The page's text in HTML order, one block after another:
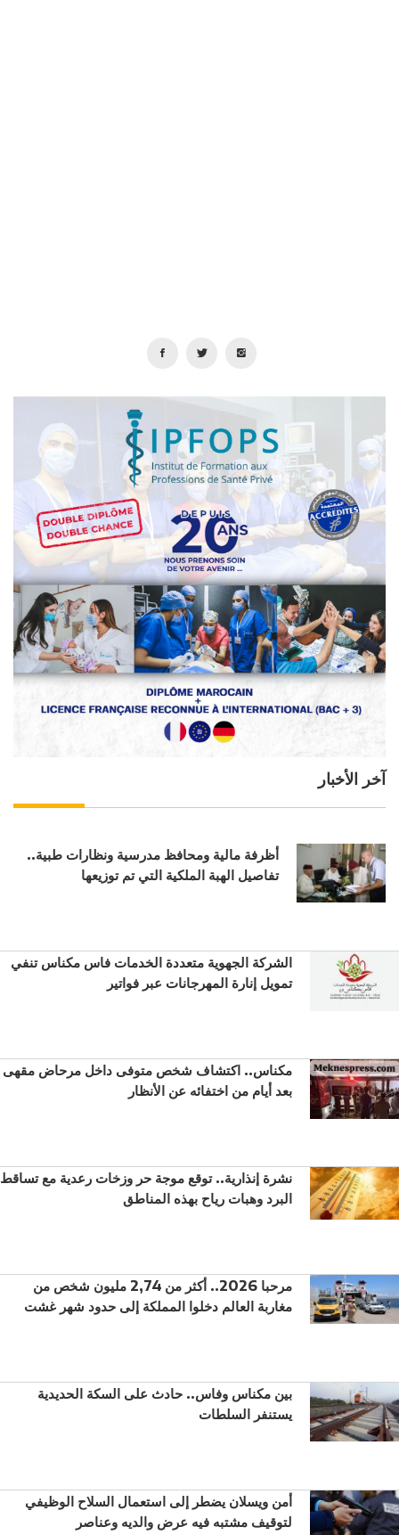
آخر الأخبار
أظرفة مالية ومحافظ مدرسية ونظارات طبية..
تفاصيل الهبة الملكية التي تم توزيعها
الشركة الجهوية متعددة الخدمات فاس مكناس تنفي
تمويل إنارة المهرجانات عبر فواتير
مكناس.. اكتشاف شخص متوفى داخل مرحاض مقهى
بعد أيام من اختفائه عن الأنظار
نشرة إنذارية.. توقع موجة حر وزخات رعدية مع تساقط
البرد وهبات رياح بهذه المناطق
مرحبا 2026.. أكثر من 2,74 مليون شخص من
مغاربة العالم دخلوا المملكة إلى حدود شهر غشت
بين مكناس وفاس.. حادث على السكة الحديدية
يستنفر السلطات
أمن ويسلان يضطر إلى استعمال السلاح الوظيفي
لتوقيف مشتبه فيه عرض والديه وعناصر